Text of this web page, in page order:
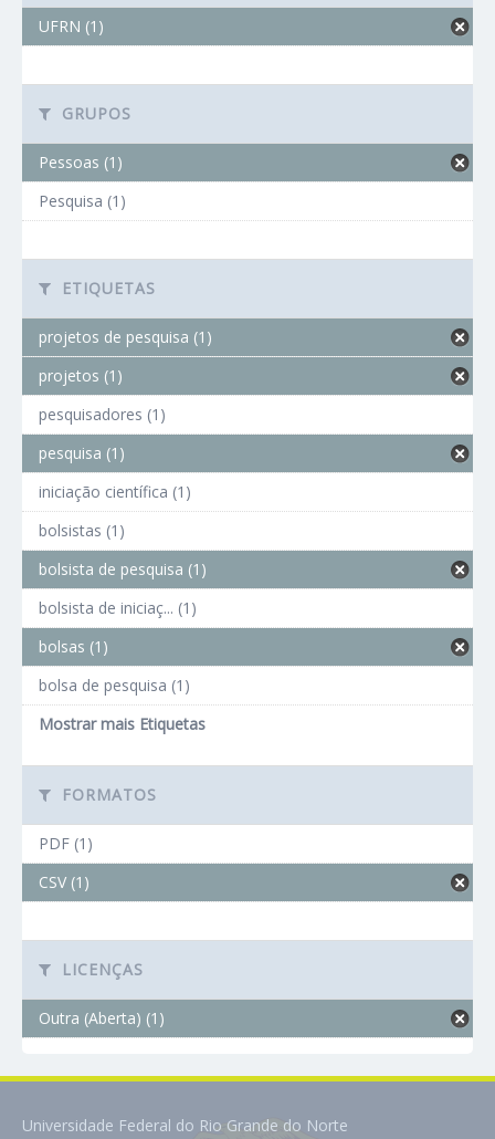
UFRN (1)
GRUPOS
Pessoas (1)
Pesquisa (1)
ETIQUETAS
projetos de pesquisa (1)
projetos (1)
pesquisadores (1)
pesquisa (1)
iniciação científica (1)
bolsistas (1)
bolsista de pesquisa (1)
bolsista de iniciaç... (1)
bolsas (1)
bolsa de pesquisa (1)
Mostrar mais Etiquetas
FORMATOS
PDF (1)
CSV (1)
LICENÇAS
Outra (Aberta) (1)
Universidade Federal do Rio Grande do Norte